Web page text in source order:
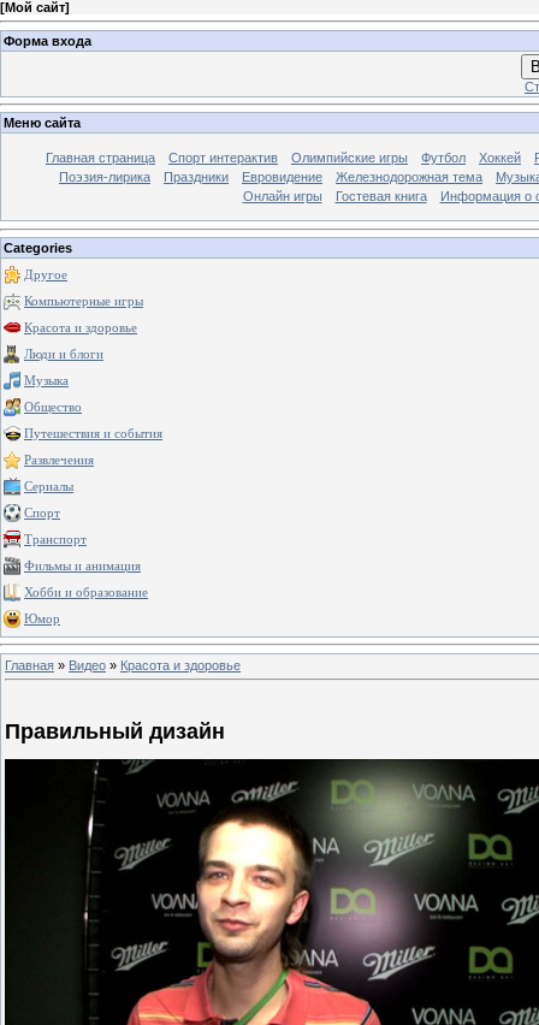
[Мой сайт]
Форма входа
Меню сайта
Главная страница Спорт интерактив Олимпийские игры Футбол Хоккей
Поэзия-лирика
Праздники Евровидение Железнодорожная тема
Онлайн игры
Гостевая книга Информация о
Categories
Другое
Компьютерные игры
Красота и здоровье
Люди и блоги
Музыка
Общество
Путешествия и события
Развлечения
Сериалы
Спорт
Транспорт
Фильмы и анимация
Хобби и образование
Юмор
Главная » Видео » Красота и здоровье
Правильный дизайн